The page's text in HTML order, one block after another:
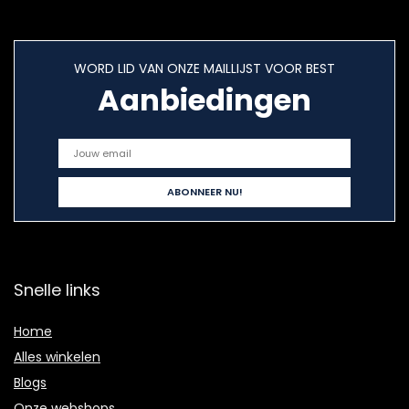
WORD LID VAN ONZE MAILLIJST VOOR BEST
Aanbiedingen
Snelle links
Home
Alles winkelen
Blogs